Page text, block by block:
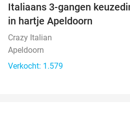
Italiaans 3-gangen
in hartje Apeldoorn
Crazy Italian
Apeldoorn
Verkocht: 1.579